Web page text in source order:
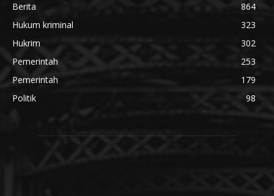
Berita
864
Hukum kriminal
323
Hukrim
302
Pemerintah
253
Pemerintah
179
Politik
98